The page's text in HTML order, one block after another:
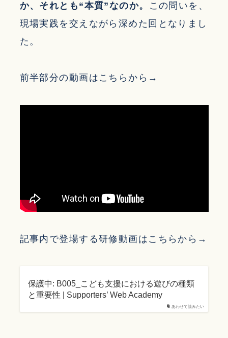
か、それとも“本質”なのか。
この問いを、
現場実践を交えながら深めた回となりまし
た。
前半部分の動画はこちらから→
記事内で登場する研修動画はこちらから→
あわせて読みたい
保護中: B005_こども支援における遊びの種類
と重要性 | Supporters’ Web Academy